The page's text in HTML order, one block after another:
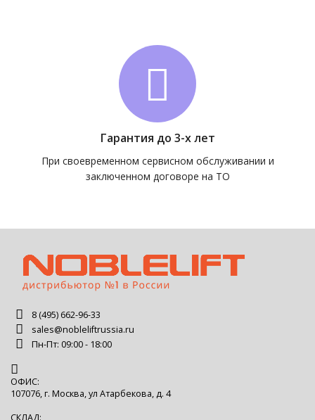
Гарантия до 3-х лет
При своевременном сервисном обслуживании и
заключенном договоре на ТО
8 (495) 662-96-33
sales@nobleliftrussia.ru
Пн-Пт: 09:00 - 18:00
ОФИС:
107076, г. Москва, ул Атарбекова, д. 4
СКЛАД: